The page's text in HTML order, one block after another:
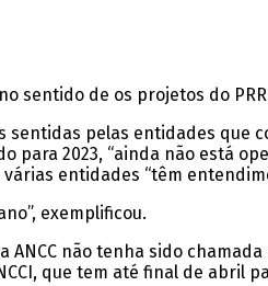
sentido de os projetos do
sentidas pelas entidades que
para 2023, “ainda não está
entidades “têm
exemplificou.
ANCC não tenha sido
que tem até final de abril